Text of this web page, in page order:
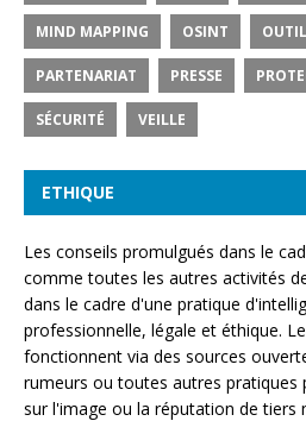
MIND MAPPING OSINT
PARTENARIAT PRESSE
SÉCURITÉ VEILLE
ETHIQUE
Les conseils promulgués dans le
comme toutes les autres activités
dans le cadre d'une pratique
professionnelle, légale et éthique.
fonctionnent via des sources
rumeurs ou toutes autres pratiques
sur l'image ou la réputation de tiers